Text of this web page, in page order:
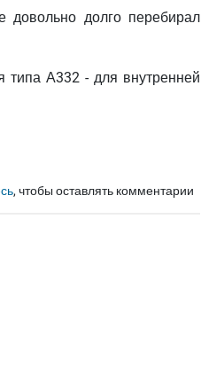
долго перебирал
типа А332 - для внутренней
, чтобы оставлять комментарии